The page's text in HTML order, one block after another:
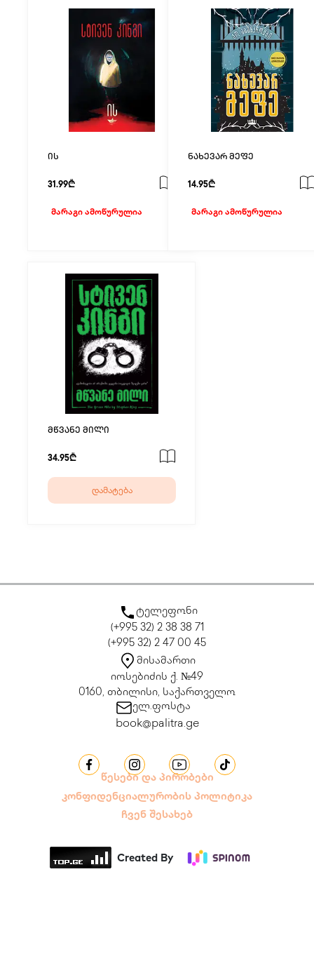
ის
31.99₾
მარაგი ამოწურულია
ნახევარ მეფე
14.95₾
მარაგი ამოწურულია
მწვანე მილი
34.95₾
დამატება
ტელეფონი
(+995 32) 2 38 38 71
(+995 32) 2 47 00 45
მისამართი
იოსებიძის ქ. №49
0160, თბილისი, საქართველო
ელ.ფოსტა
book@palitra.ge
წესები და პირობები
კონფიდენციალურობის პოლიტიკა
ჩვენ შესახებ
Created By